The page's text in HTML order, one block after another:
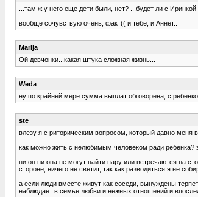
...там ж у него еще дети были, нет? ...будет ли с
вообще сочувствую очень, факт(( и тебе, и Аннет..
Marija
Ой девчонки...какая штука сложная жизнь...
Weda
ну по крайней мере сумма выплат обговорена, с
ste
влезу я с риторическим вопросом, который давно меня
как можно жить с нелюбимым человеком ради
ни он ни она не могут найти пару или встречаются на
стороне, ничего не светит, так как разводиться я не
а если люди вместе живут как соседи, вынуждены
наблюдает в семье любви и нежных отношений и